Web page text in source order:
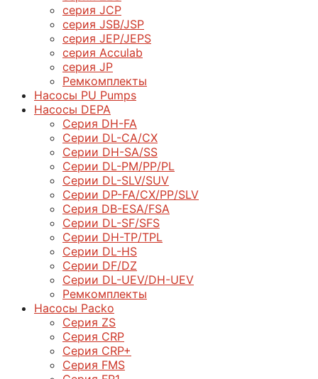
серия JCP
серия JSB/JSP
серия JEP/JEPS
серия Acculab
серия JP
Ремкомплекты
Насосы PU Pumps
Насосы DEPA
Серия DH-FA
Серии DL-CA/CX
Серии DH-SA/SS
Серии DL-PM/РР/PL
Серии DL-SLV/SUV
Серии DP-FA/CX/PP/SLV
Серия DB-ЕSA/FSA
Серии DL-SF/SFS
Серии DН-ТP/ТPL
Серии DL-HS
Серии DF/DZ
Серии DL-UEV/DH-UEV
Ремкомплекты
Насосы Packo
Серия ZS
Серия CRP
Серия CRP+
Серия FMS